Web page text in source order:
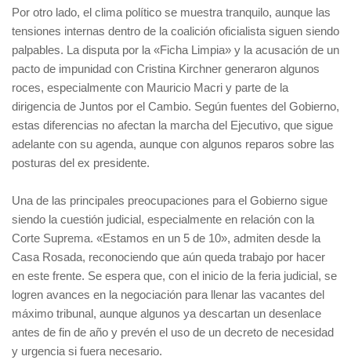
Por otro lado, el clima político se muestra tranquilo, aunque las
tensiones internas dentro de la coalición oficialista siguen siendo
palpables. La disputa por la «Ficha Limpia» y la acusación de un
pacto de impunidad con Cristina Kirchner generaron algunos
roces, especialmente con Mauricio Macri y parte de la
dirigencia de Juntos por el Cambio. Según fuentes del Gobierno,
estas diferencias no afectan la marcha del Ejecutivo, que sigue
adelante con su agenda, aunque con algunos reparos sobre las
posturas del ex presidente.
Una de las principales preocupaciones para el Gobierno sigue
siendo la cuestión judicial, especialmente en relación con la
Corte Suprema. «Estamos en un 5 de 10», admiten desde la
Casa Rosada, reconociendo que aún queda trabajo por hacer
en este frente. Se espera que, con el inicio de la feria judicial, se
logren avances en la negociación para llenar las vacantes del
máximo tribunal, aunque algunos ya descartan un desenlace
antes de fin de año y prevén el uso de un decreto de necesidad
y urgencia si fuera necesario.